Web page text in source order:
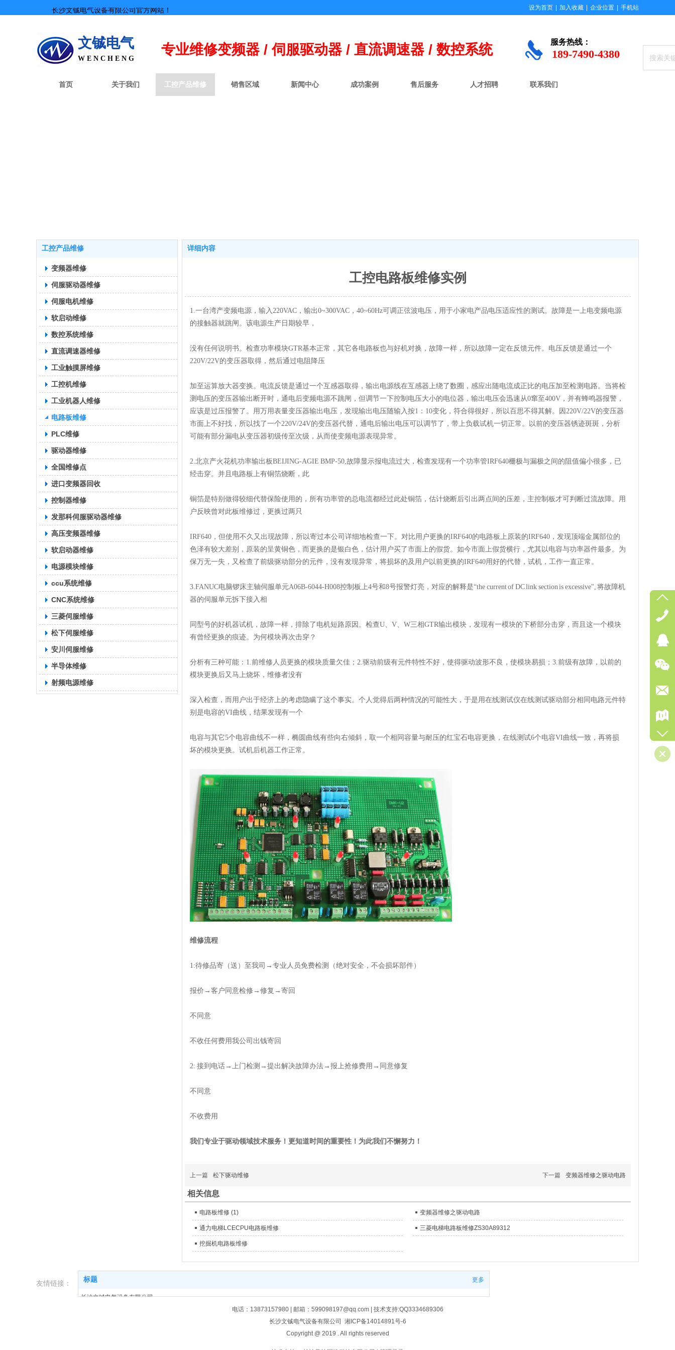
服务热线：
189-7490-4380
专业维修变频器 / 伺服驱动器 / 直流调速器 / 数控系统
长沙文铖电气设备有限公司官方网站！
文铖电气
W E N C H E N G
首页 关于我们 工控产品维修 销售区域 新闻中心 成功案例 售后服务 人才招聘 联系我们
设为首页 加入收藏 企业位置 手机站
工控产品维修
变频器维修
伺服驱动器维修
伺服电机维修
软启动维修
数控系统维修
直流调速器维修
工业触摸屏维修
工控机维修
工业机器人维修
电路板维修
PLC维修
驱动器维修
全国维修点
进口变频器回收
控制器维修
发那科伺服驱动器维修
高压变频器维修
软启动器维修
电源模块维修
ccu系统维修
CNC系统维修
三菱伺服维修
松下伺服维修
安川伺服维修
半导体维修
射频电源维修
详细内容
工控电路板维修实例
1.一台湾产变频电源，输入220VAC，输出0~300VAC，40~60Hz可调正弦波电压，用于小家电产品电压适应性的测试。故障是一上电变频电源
的接触器就跳闸。该电源生产日期较早，
没有任何说明书。检查功率模块GTR基本正常，其它各电路板也与好机对换，故障一样，所以故障一定在反馈元件。电压反馈是通过一个
220V/22V的变压器取得，然后通过电阻降压
加至运算放大器变换。电流反馈是通过一个互感器取得，输出电源线在互感器上绕了数圈，感应出随电流成正比的电压加至检测电路。当将检
测电压的变压器输出断开时，通电后变频电源不跳闸，但调节一下控制电压大小的电位器，输出电压会迅速从0窜至400V，并有蜂鸣器报警，
应该是过压报警了。用万用表量变压器输出电压，发现输出电压随输入按1：10变化，符合得很好，所以百思不得其解。因220V/22V的变压器
市面上不好找，所以找了一个220V/24V的变压器代替，通电后输出电压可以调节了，带上负载试机一切正常。以前的变压器锈迹斑斑，分析
可能有部分漏电从变压器初级传至次级，从而使变频电源表现异常。
2.北京产火花机功率输出板BEIJING-AGIE BMP-50,故障显示报电流过大，检查发现有一个功率管IRF640栅极与漏极之间的阻值偏小很多，已
经击穿。并且电路板上有铜箔烧断，此
铜箔是特别做得较细代替保险使用的，所有功率管的总电流都经过此处铜箔，估计烧断后引出两点间的压差，主控制板才可判断过流故障。用
户反映曾对此板维修过，更换过两只
IRF640，但使用不久又出现故障，所以寄过本公司详细地检查一下。对比用户更换的IRF640的电路板上原装的IRF640，发现顶端金属部位的
色泽有较大差别，原装的呈黄铜色，而更换的是银白色，估计用户买了市面上的假货。如今市面上假货横行，尤其以电容与功率器件最多。为
保万无一失，又检查了前级驱动部分的元件，没有发现异常，将损坏的及用户以前更换的IRF640用好的代替，试机，工作一直正常。
3.FANUC电脑锣床主轴伺服单元A06B-6044-H008控制板上4号和8号报警灯亮，对应的解释是“the current of DC link section is excessive", 将故障机
器的伺服单元拆下接入相
同型号的好机器试机，故障一样，排除了电机短路原因。检查U、V、W三相GTR输出模块，发现有一模块的下桥部分击穿，而且这一个模块
有曾经更换的痕迹。为何模块再次击穿？
分析有三种可能：1.前维修人员更换的模块质量欠佳；2.驱动前级有元件特性不好，使得驱动波形不良，使模块易损；3.前级有故障，以前的
模块更换后又马上烧坏，维修者没有
深入检查，而用户出于经济上的考虑隐瞒了这个事实。个人觉得后两种情况的可能性大，于是用在线测试仪在线测试驱动部分相同电路元件特
别是电容的VI曲线，结果发现有一个
电容与其它5个电容曲线不一样，椭圆曲线有些向右倾斜，取一个相同容量与耐压的红宝石电容更换，在线测试6个电容VI曲线一致，再将损
坏的模块更换。试机后机器工作正常。
维修流程
1:待修品寄（送）至我司→专业人员免费检测（绝对安全，不会损坏部件）
报价→客户同意检修→修复→寄回
不同意
不收任何费用我公司出钱寄回
2: 接到电话→上门检测→提出解决故障办法→报上抢修费用→同意修复
不同意
不收费用
我们专业于驱动领域技术服务！更知道时间的重要性！为此我们不懈努力！
上一篇 松下驱动维修 下一篇 变频器维修之驱动电路
相关信息
电路板维修 (1) 变频器维修之驱动电路
通力电梯LCECPU电路板维修 三菱电梯电路板维修ZS30A89312
挖掘机电路板维修
标题 更多
长沙文铖电气设备有限公司
友情链接：
电话：13873157980 | 邮箱：599098197@qq.com | 技术支持:QQ3334689306
长沙文铖电气设备有限公司 湘ICP备14014891号-6
Copyright @ 2019 . All rights reserved